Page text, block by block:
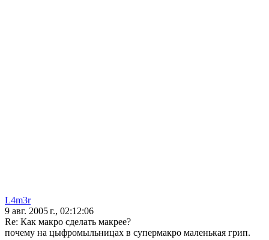
L4m3r
9 авг. 2005 г., 02:12:06
Re: Как макро сделать макрее?
почему на цыфромыльницах в супермакро маленькая грип.